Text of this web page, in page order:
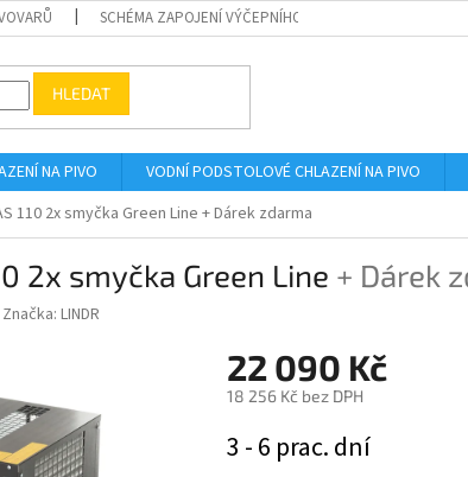
SCHÉMA ZAPOJENÍ VÝČEPNÍHO ZAŘÍZENÍ
HLEDAT
NA PIVO VODNÍ PODSTOLOVÉ CHLAZENÍ NA PIVO
110 2x smyčka Green Line+ Dárek zdarma
2x smyčka Green Line + Dárek
Značka: LINDR
22 090 Kč
18 256 Kč bez DPH
cena:
3 - 6 prac. dní